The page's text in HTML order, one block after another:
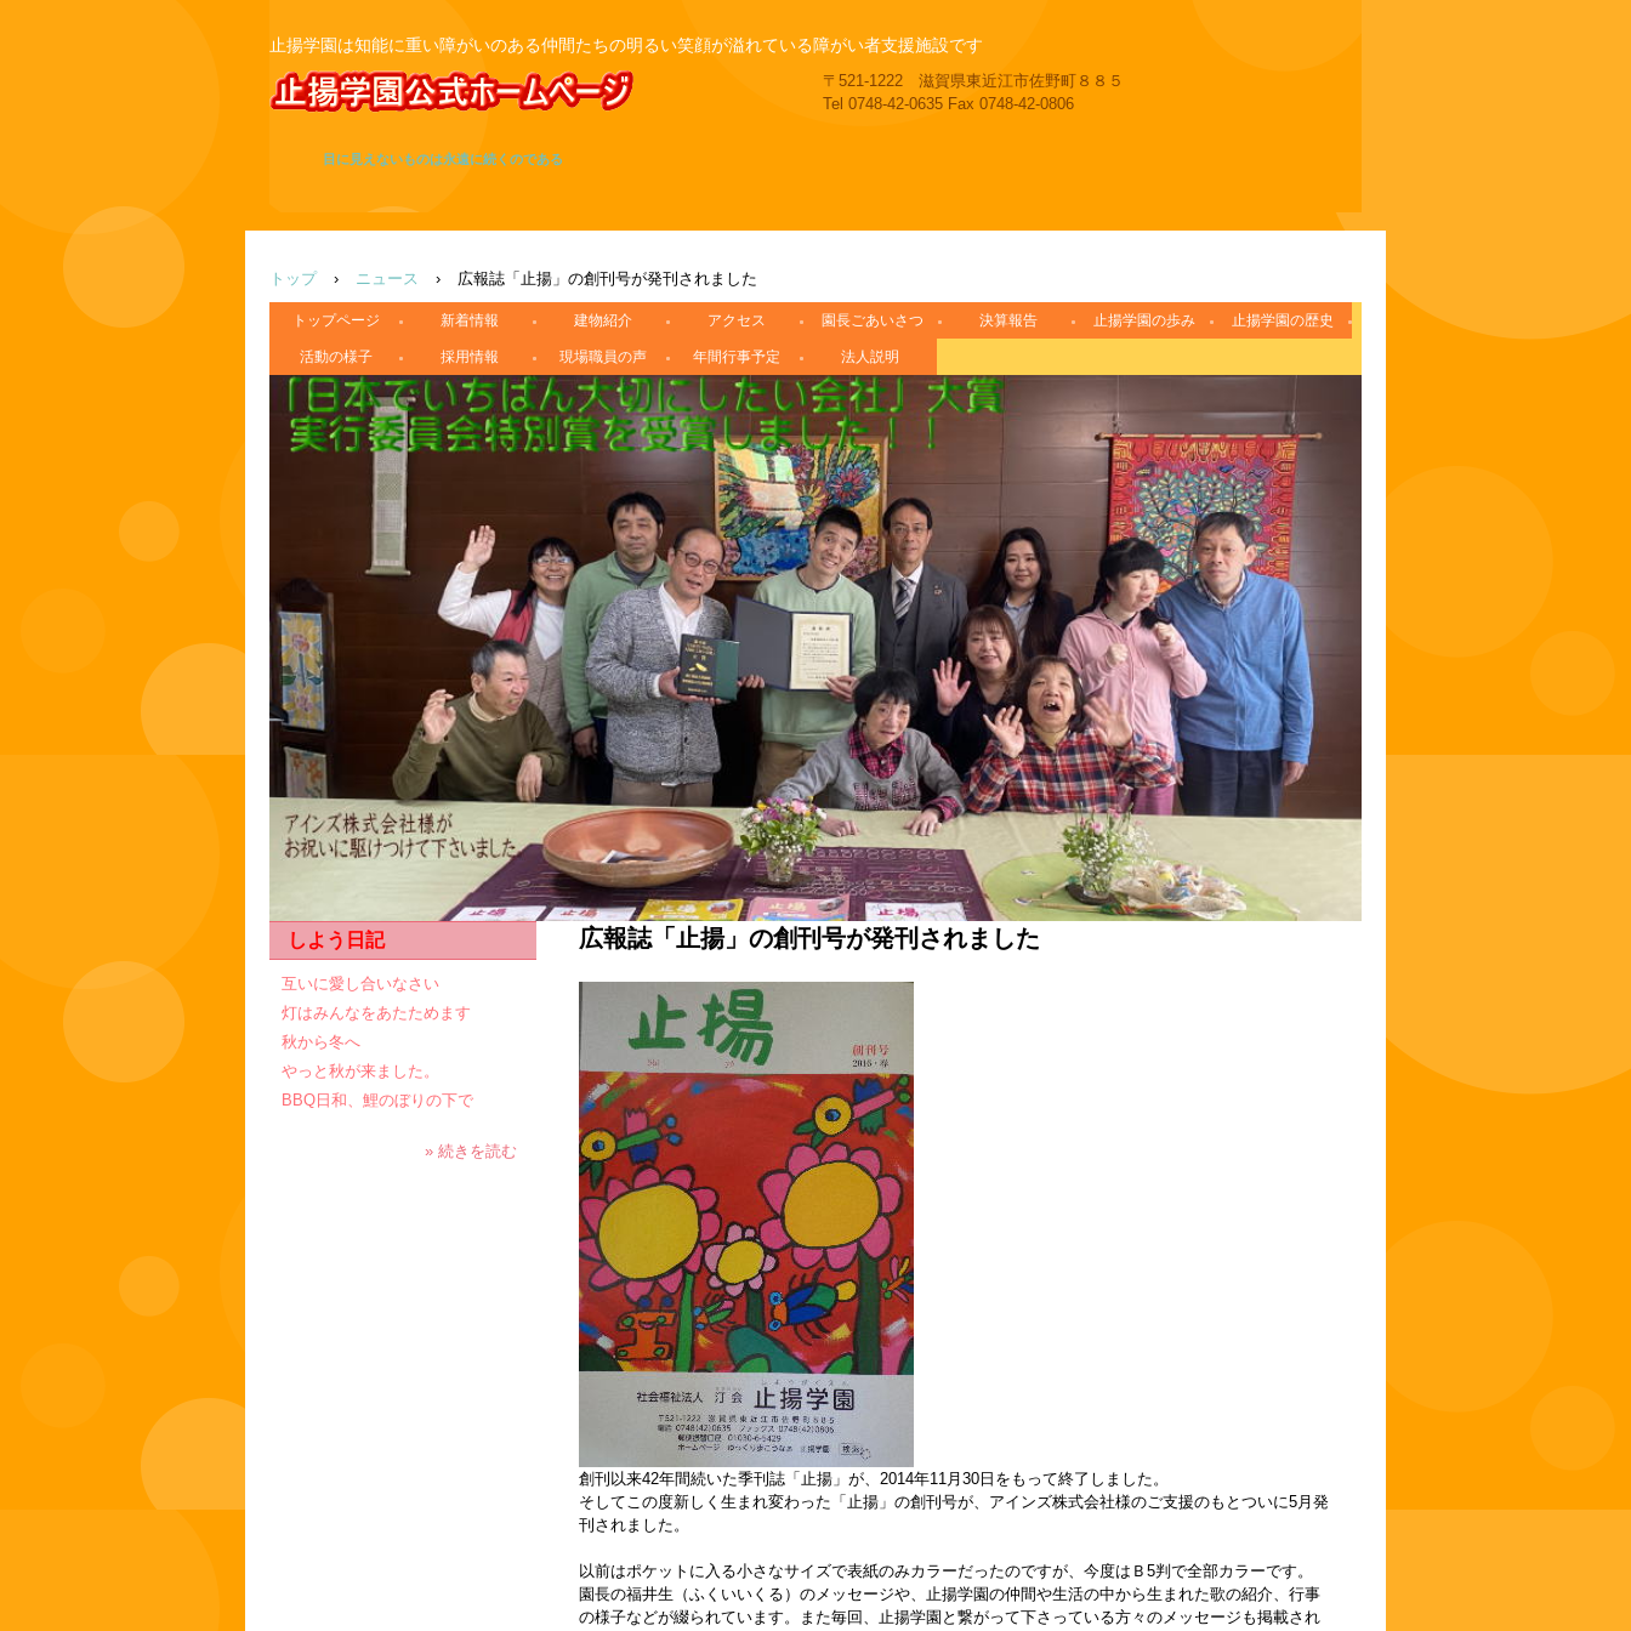
目に見えないものは永遠に続くのである
止揚学園は知能に重い障がいのある仲間たちの明るい笑顔が溢れている障がい者支援施設です
〒521-1222 滋賀県東近江市佐野町８８５
Tel 0748-42-0635 Fax 0748-42-0806
トップ › ニュース › 広報誌「止揚」の創刊号が発刊されました
トップページ 新着情報 建物紹介 アクセス 園長ごあいさつ 決算報告 止揚学園の歩み 止揚学園の歴史
活動の様子 採用情報 現場職員の声 年間行事予定 法人説明
広報誌「止揚」の創刊号が発刊されました
創刊以来42年間続いた季刊誌「止揚」が、2014年11月30日をもって終了しました。
そしてこの度新しく生まれ変わった「止揚」の創刊号が、アインズ株式会社様のご支援のもとついに5月発
刊されました。
以前はポケットに入る小さなサイズで表紙のみカラーだったのですが、今度はＢ5判で全部カラーです。
園長の福井生（ふくいいくる）のメッセージや、止揚学園の仲間や生活の中から生まれた歌の紹介、行事
の様子などが綴られています。また毎回、止揚学園と繋がって下さっている方々のメッセージも掲載され
しよう日記
互いに愛し合いなさい
灯はみんなをあたためます
秋から冬へ
やっと秋が来ました。
BBQ日和、鯉のぼりの下で
» 続きを読む